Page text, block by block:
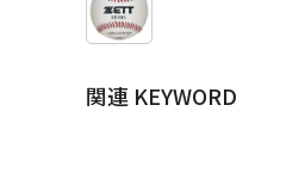
関連 KEYWORD